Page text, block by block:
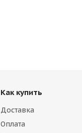
Как купить
Доставка
Оплата